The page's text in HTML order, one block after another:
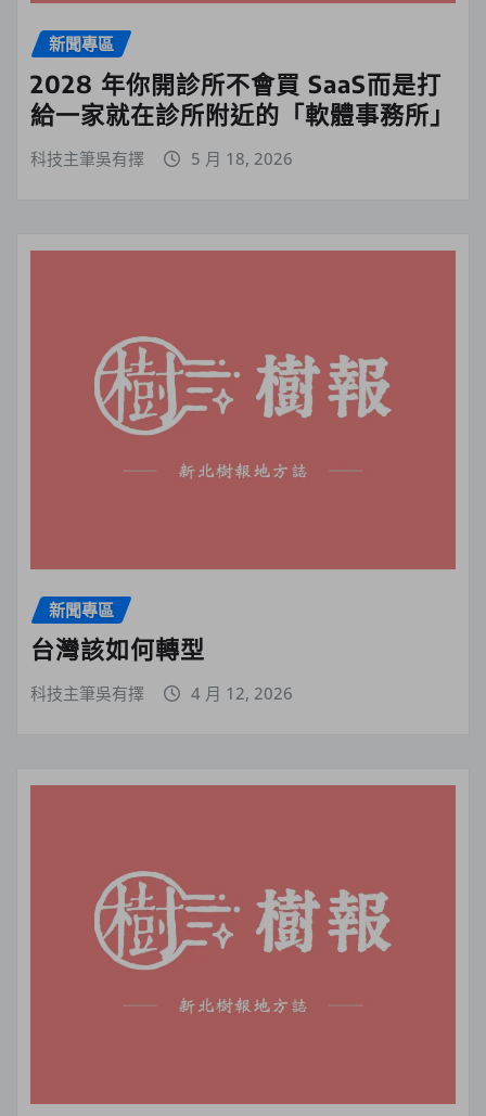
新聞專區
2028 年你開診所不會買 SaaS而是打
給一家就在診所附近的「軟體事務所」
科技主筆吳有擇 5 月 18, 2026
新聞專區
台灣該如何轉型
科技主筆吳有擇 4 月 12, 2026